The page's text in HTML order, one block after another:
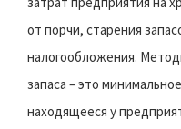
от порчи, старения
налогообложения.
запаса – это
находящееся у